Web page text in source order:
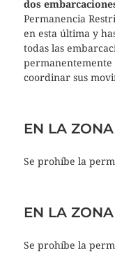
dos
Permanencia
en esta última y
todas las
coordinar sus
EN LA
Se prohíbe la
EN LA
Se prohíbe la